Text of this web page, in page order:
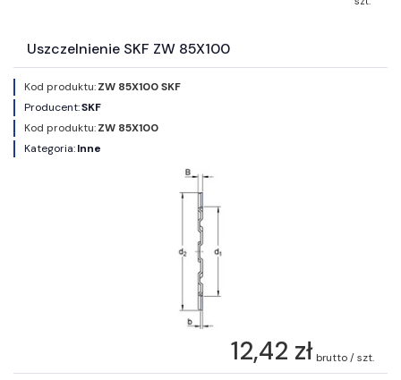
Uszczelnienie SKF ZW 85X100
Kod produktu:ZW 85X100 SKF
Producent:SKF
Kod produktu:ZW 85X100
Kategoria:Inne
12,42 zł brutto / szt.